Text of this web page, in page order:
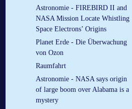
Astronomie - FIREBIRD II and
NASA Mission Locate Whistling
Space Electrons’ Origins
Planet Erde - Die Überwachung
von Ozon
Raumfahrt
Astronomie - NASA says origin
of large boom over Alabama is a
mystery